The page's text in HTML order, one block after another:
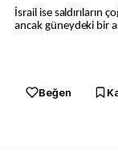
İsrail ise saldırıların
ancak güneydeki bir
Beğen